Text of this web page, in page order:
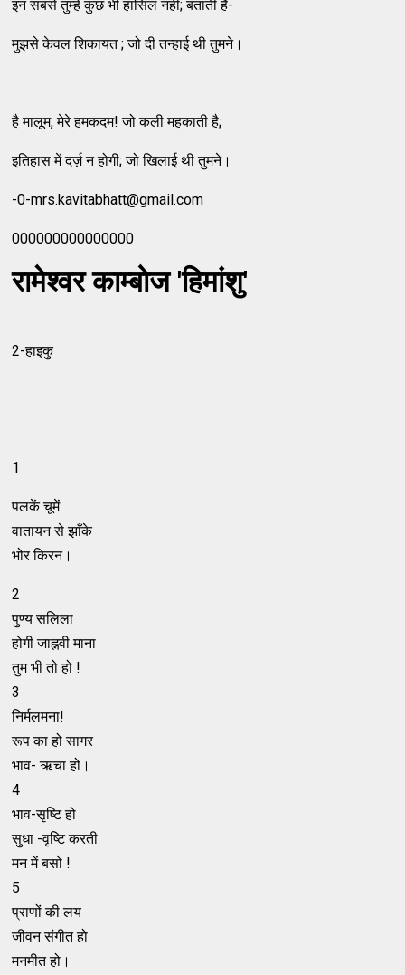
इन सबसे तुम्हें कुछ भी हासिल नहीं; बताती है-
मुझसे केवल शिकायत ; जो दी तन्हाई थी तुमने।
है मालूम, मेरे हमकदम! जो कली महकाती है;
इतिहास में दर्ज़ न होगी; जो खिलाई थी तुमने।
-0-mrs.kavitabhatt@gmail.com
000000000000000
रामेश्वर काम्बोज 'हिमांशु'
2-हाइकु
1
पलकें चूमें
वातायन से झाँके
भोर किरन।
2
पुण्य सलिला
होगी जाह्नवी माना
तुम भी तो हो !
3
निर्मलमना!
रूप का हो सागर
भाव- ऋचा हो।
4
भाव-सृष्टि हो
सुधा -वृष्टि करती
मन में बसो !
5
प्राणों की लय
जीवन संगीत हो
मनमीत हो।